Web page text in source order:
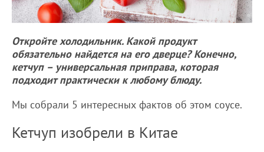
Откройте холодильник. Какой продукт
обязательно найдется на его дверце? Конечно,
кетчуп – универсальная приправа, которая
подходит практически к любому блюду.
Мы собрали 5 интересных фактов об этом соусе.
Кетчуп изобрели в Китае